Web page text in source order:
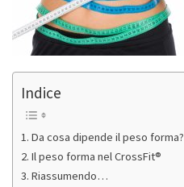
Indice
Da cosa dipende il peso forma?
Il peso forma nel CrossFit®
Riassumendo…